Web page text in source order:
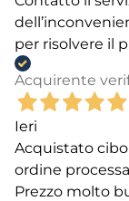
per risolvere il
Acquirente
Ieri
Acquistato cibo
ordine
Prezzo molto